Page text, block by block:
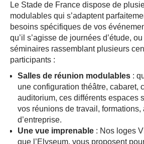
Le Stade de France dispose de
modulables qui s’adaptent
besoins spécifiques de vos
qu’il s’agisse de journées d’étude,
séminaires rassemblant plusieurs
participants :
Salles de réunion modulables :
une configuration théâtre, cabaret,
auditorium, ces différents espaces
vos réunions de travail, formations,
d’entreprise.
Une vue imprenable : Nos loges
que l’Elyseum, vous proposent